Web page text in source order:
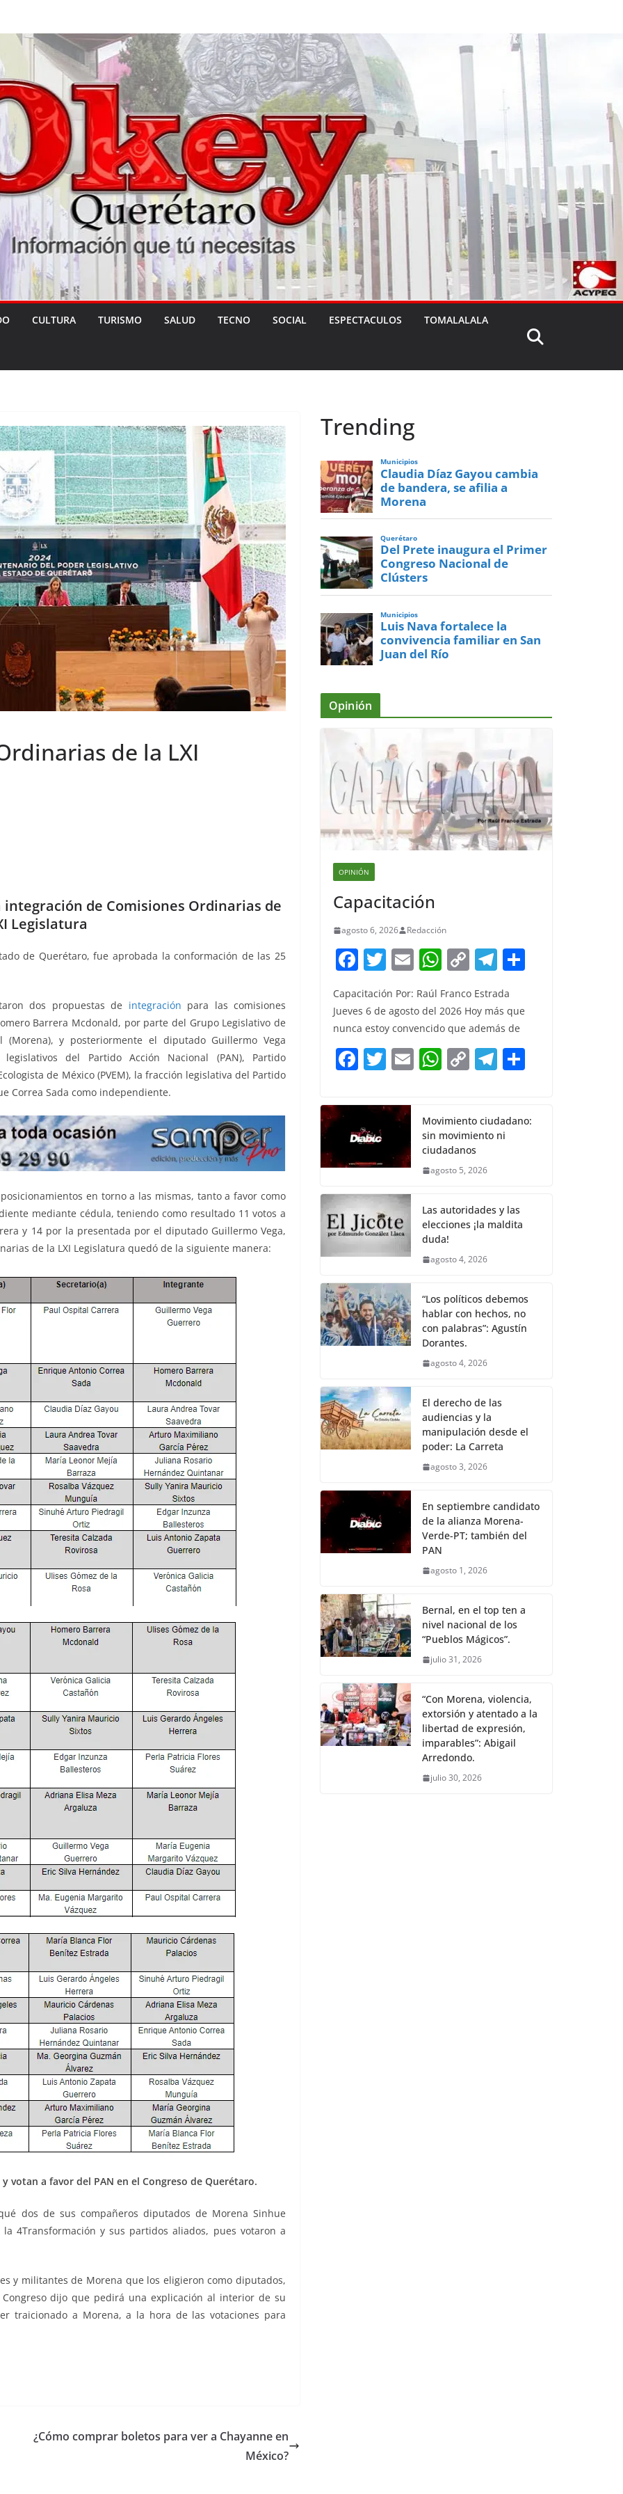
CULTURA TURISMO SALUD TECNO SOCIAL ESPECTACULOS TOMALALALA
de la LXI
integración de Comisiones Ordinarias de
Legislatura
de Querétaro, fue aprobada la conformación de las 25
dos propuestas de integración para las comisiones
Barrera Mcdonald, por parte del Grupo Legislativo de
(Morena), y posteriormente el diputado Guillermo Vega
del Partido Acción Nacional (PAN), Partido
de México (PVEM), la fracción legislativa del Partido
Correa Sada como independiente.
en torno a las mismas, tanto a favor como
mediante cédula, teniendo como resultado 11 votos a
y 14 por la presentada por el diputado Guillermo Vega,
de la LXI Legislatura quedó de la siguiente manera:
votan a favor del PAN en el Congreso de Querétaro.
dos de sus compañeros diputados de Morena Sinhue
4Transformación y sus partidos aliados, pues votaron a
y militantes de Morena que los eligieron como diputados,
dijo que pedirá una explicación al interior de su
traicionado a Morena, a la hora de las votaciones para
¿Cómo comprar boletos para ver a Chayanne en
México?
Trending
Municipios
Claudia Díaz Gayou cambia
de bandera, se afilia a
Morena
Querétaro
Del Prete inaugura el Primer
Congreso Nacional de
Clústers
Municipios
Luis Nava fortalece la
convivencia familiar en San
Juan del Río
Opinión
OPINIÓN
Capacitación
agosto 6, 2026 Redacción
F
a
c
e
b
o
k
T
itt
er
E
m
ai
l
W
at
s
A
p
C
p
y
Li
n
T
el
e
gr
a
m
Capacitación Por: Raúl Franco Estrada
Jueves 6 de agosto del 2026 Hoy más que
nunca estoy convencido que además de
F
c
e
b
o
o
k
T
itt
er
E W
s
A
p
C
y
Li
n
T
gr
a
e
Movimiento ciudadano:
sin movimiento ni
ciudadanos
agosto 5, 2026
Las autoridades y las
elecciones ¡la maldita
duda!
agosto 4, 2026
“Los políticos debemos
hablar con hechos, no
con palabras”: Agustín
Dorantes.
agosto 4, 2026
El derecho de las
audiencias y la
manipulación desde el
poder: La Carreta
agosto 3, 2026
En septiembre candidato
de la alianza Morena-
Verde-PT; también del
PAN
agosto 1, 2026
Bernal, en el top ten a
nivel nacional de los
“Pueblos Mágicos”.
julio 31, 2026
“Con Morena, violencia,
extorsión y atentado a la
libertad de expresión,
imparables”: Abigail
Arredondo.
julio 30, 2026